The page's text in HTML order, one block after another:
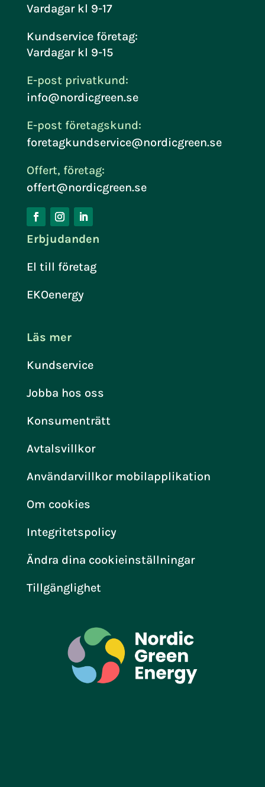
Vardagar kl 9-17
Kundservice företag:
Vardagar kl 9-15
E-post privatkund:
info@nordicgreen.se
E-post företagskund:
foretagkundservice@nordicgreen.se
Offert, företag:
offert@nordicgreen.se
Erbjudanden
El till företag
EKOenergy
Läs mer
Kundservice
Jobba hos oss
Konsumenträtt
Avtalsvillkor
Användarvillkor mobilapplikation
Om cookies
Integritetspolicy
Ändra dina cookieinställningar
Tillgänglighet